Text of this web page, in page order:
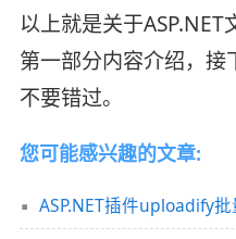
以上就是关于
第一部分内容介绍，
不要错过。
您可能感兴趣的文章:
ASP.NET插件uploadify